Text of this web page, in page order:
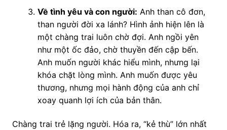
Về tình yêu và con người: Anh than cô đơn,
than người đời xa lánh? Hình ảnh hiện lên là
một chàng trai luôn chờ đợi. Anh ngồi yên
như một ốc đảo, chờ thuyền đến cập bến.
Anh muốn người khác hiểu mình, nhưng lại
khóa chặt lòng mình. Anh muốn được yêu
thương, nhưng mọi hành động của anh chỉ
xoay quanh lợi ích của bản thân.
Chàng trai trẻ lặng người. Hóa ra, “kẻ thù” lớn nhất